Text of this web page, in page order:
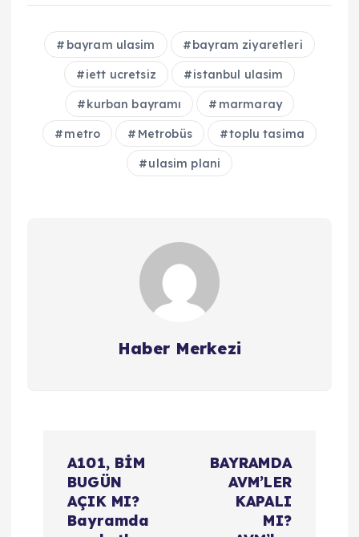
bayram ulasim bayram ziyaretleri
iett ucretsiz istanbul ulasim
kurban bayramı marmaray
metro Metrobüs toplu tasima
ulasim plani
Haber Merkezi
A101, BİM
BUGÜN
AÇIK MI?
Bayramda
BAYRAMDA
AVM’LER
KAPALI
MI?